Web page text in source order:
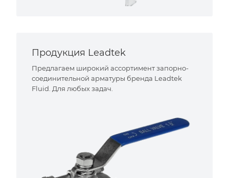
Продукция Leadtek
Предлагаем широкий ассортимент запорно-
соединительной арматуры бренда Leadtek
Fluid. Для любых задач.